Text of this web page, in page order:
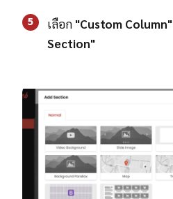
5 เลือก "Custom Column"
Section"